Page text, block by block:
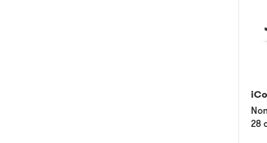
28